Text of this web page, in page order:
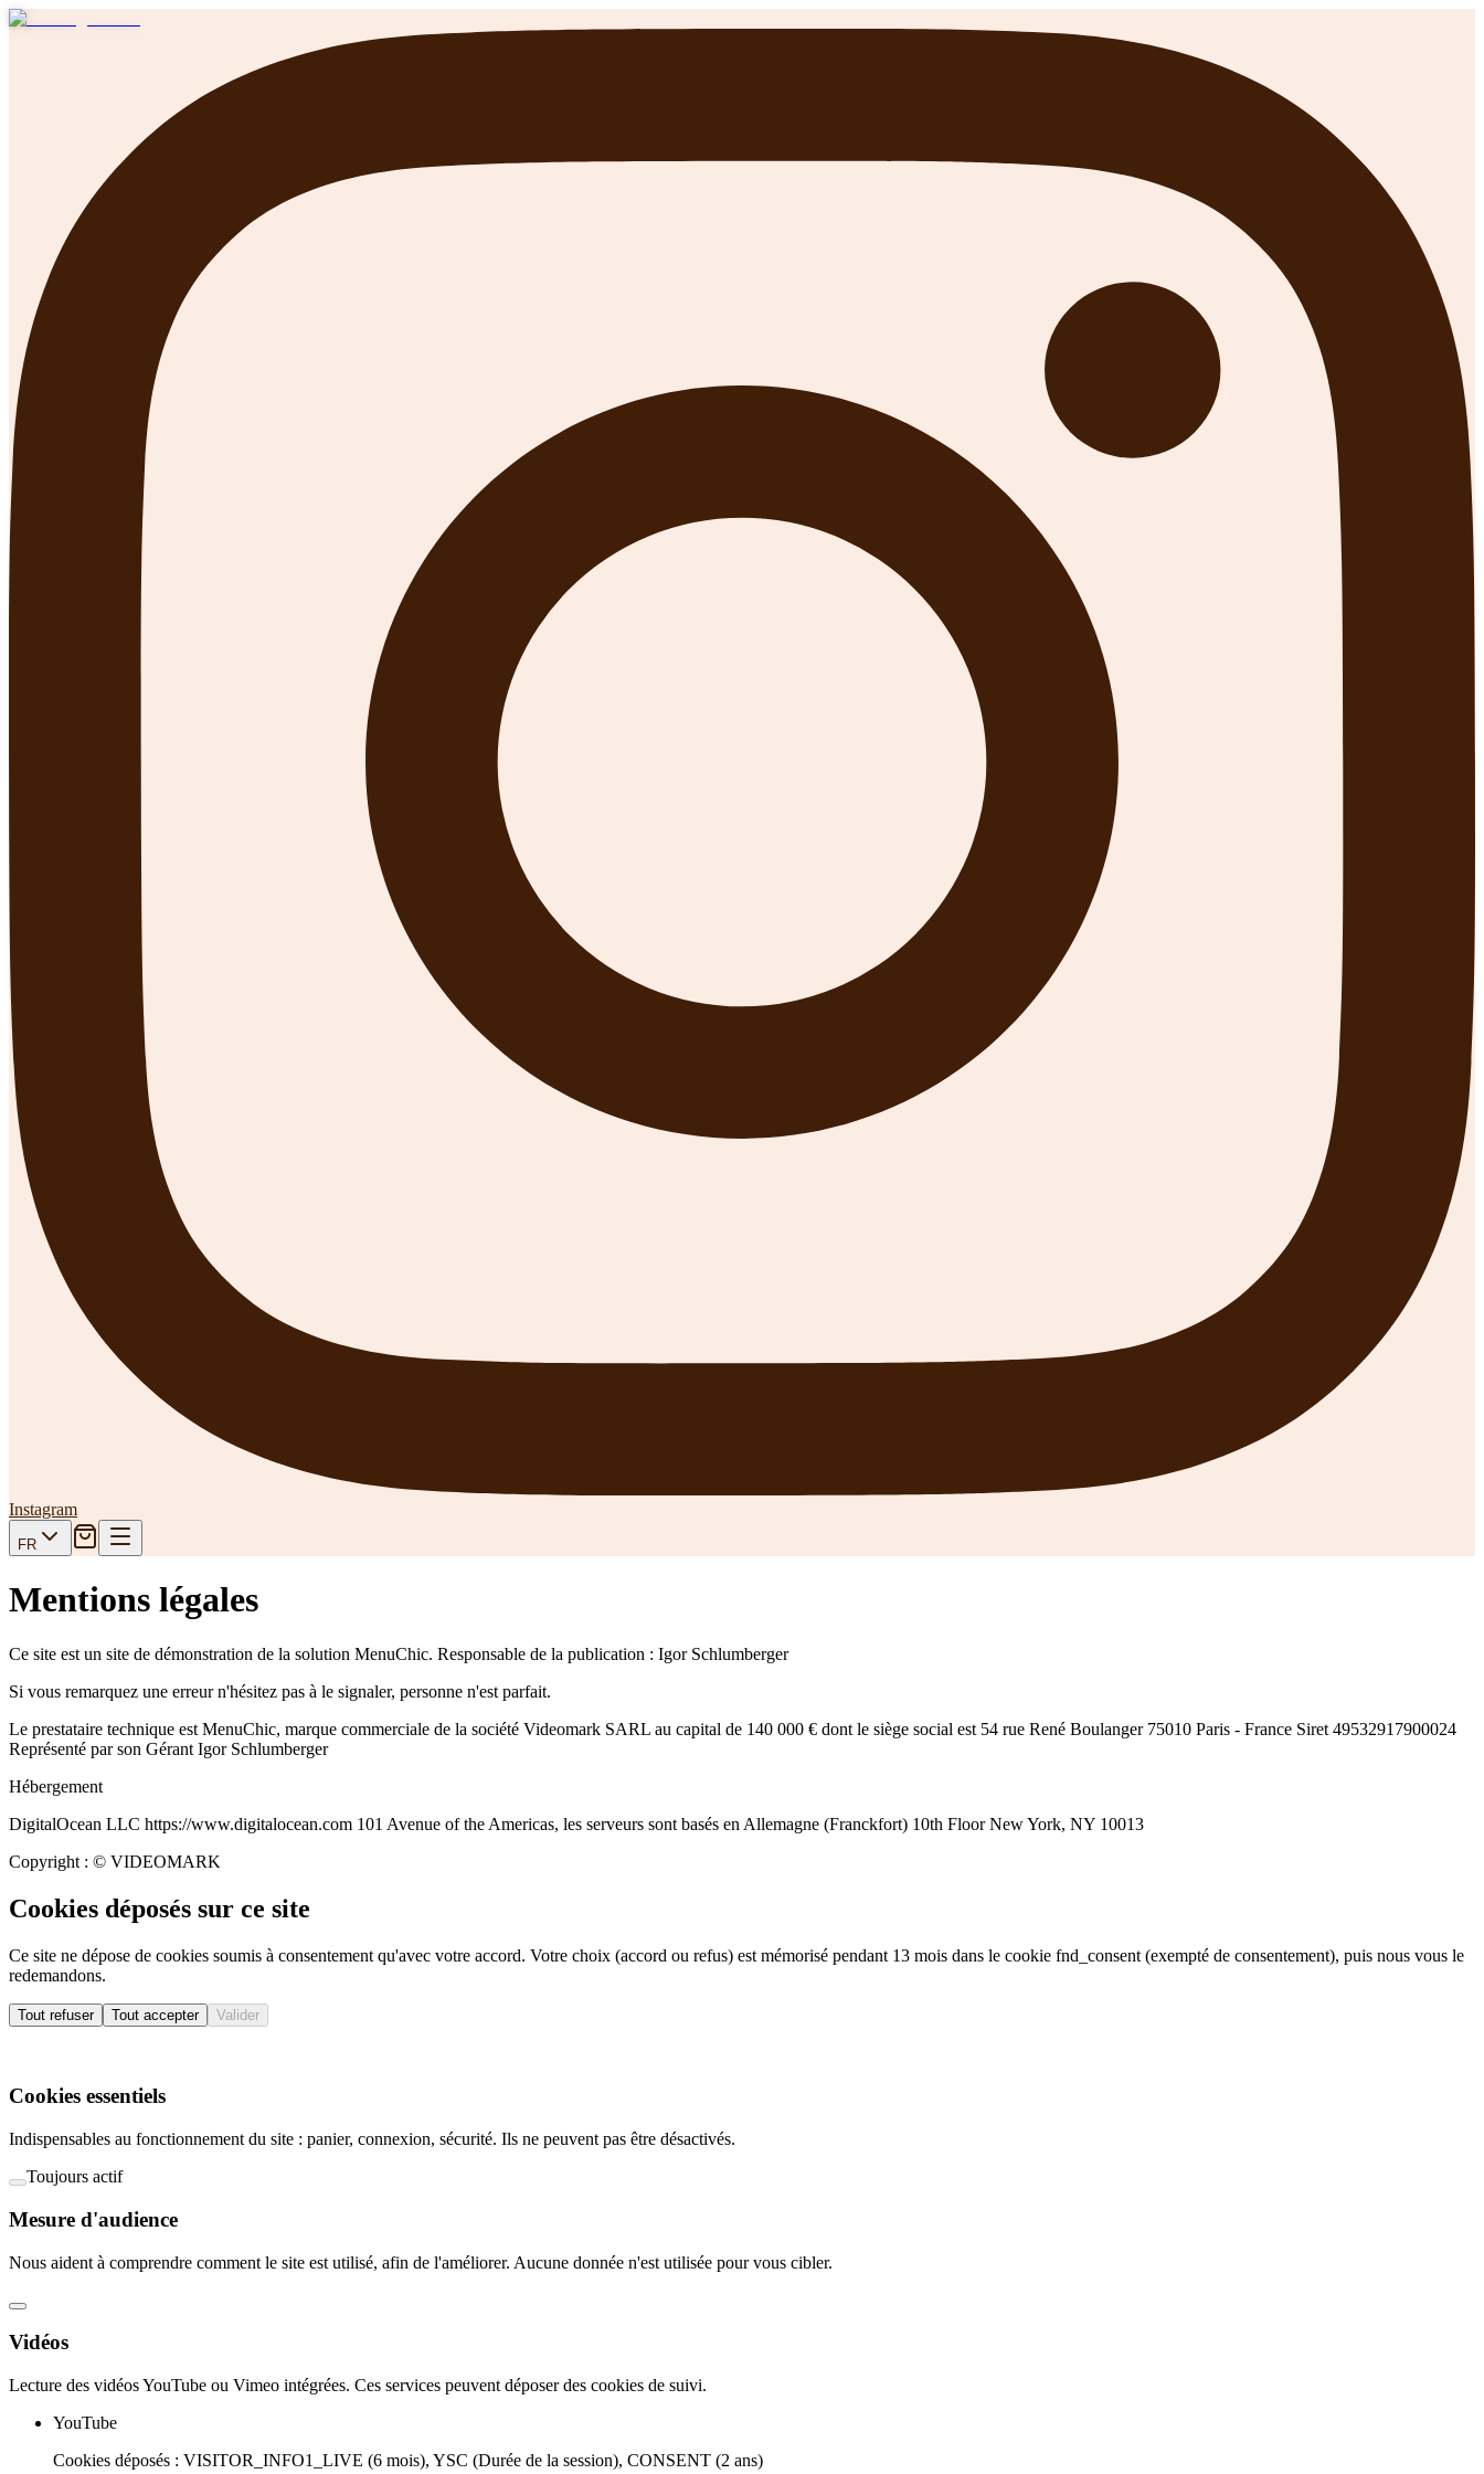
Instagram
FR
Mentions légales
Ce site est un site de démonstration de la solution MenuChic. Responsable de la publication : Igor Schlumberger
Si vous remarquez une erreur n'hésitez pas à le signaler, personne n'est parfait.
Le prestataire technique est MenuChic, marque commerciale de la société Videomark SARL au capital de 140 000 € dont le siège social est 54 rue René Boulanger 75010 Paris - France Siret 49532917900024
Représenté par son Gérant Igor Schlumberger
Hébergement
DigitalOcean LLC https://www.digitalocean.com 101 Avenue of the Americas, les serveurs sont basés en Allemagne (Franckfort) 10th Floor New York, NY 10013
Copyright : © VIDEOMARK
Cookies déposés sur ce site
Ce site ne dépose de cookies soumis à consentement qu'avec votre accord. Votre choix (accord ou refus) est mémorisé pendant 13 mois dans le cookie fnd_consent (exempté de consentement), puis nous vous le
redemandons.
Tout refuser Tout accepter Valider
Cookies essentiels
Indispensables au fonctionnement du site : panier, connexion, sécurité. Ils ne peuvent pas être désactivés.
Toujours actif
Mesure d'audience
Nous aident à comprendre comment le site est utilisé, afin de l'améliorer. Aucune donnée n'est utilisée pour vous cibler.
Vidéos
Lecture des vidéos YouTube ou Vimeo intégrées. Ces services peuvent déposer des cookies de suivi.
YouTube
Cookies déposés : VISITOR_INFO1_LIVE (6 mois), YSC (Durée de la session), CONSENT (2 ans)